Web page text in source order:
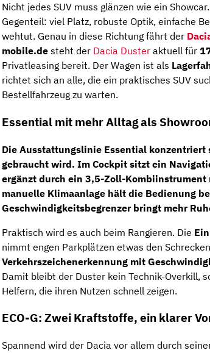
Nicht jedes SUV muss glänzen wie ein
Gegenteil: viel Platz, robuste Optik, einfache
wehtut. Genau in diese Richtung fährt der
mobile.de steht der Dacia Duster aktuell für
Privatleasing bereit. Der Wagen ist als
richtet sich an alle, die ein praktisches SUV
Bestellfahrzeug zu warten.
Essential mit mehr Alltag als
Die Ausstattungslinie Essential konzentriert
gebraucht wird. Im Cockpit sitzt ein
ergänzt durch ein 3,5-Zoll-Kombiinstrument
manuelle Klimaanlage hält die Bedienung
Geschwindigkeitsbegrenzerbringt mehr
Praktisch wird es auch beim Rangieren. Die
nimmt engen Parkplätzen etwas den
Verkehrszeichenerkennung mit
Damit bleibt der Duster kein Technik-Overkill,
Helfern, die ihren Nutzen schnell zeigen.
ECO-G: Zwei Kraftstoffe, ein klarer
Spannend wird der Dacia vor allem durch